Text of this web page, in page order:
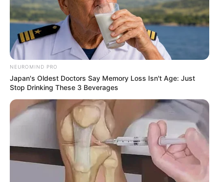
Découvrez parmi tous ces professionnels, celui qui
donne les meilleurs pronostics. Pour les jeux du
Couplé (Jumelé) , 2sur4 et du jeu simple placé.
Suivez toutes cesmeilleures-statset mises à jour
quotidiennement. Résultats définitifs donnés par le
PMU.
NEUROMIND PRO
Japan's Oldest Doctors Say Memory Loss Isn't Age: Just
Stop Drinking These 3 Beverages